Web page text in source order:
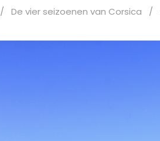
/ De vier seizoenen van Corsica /